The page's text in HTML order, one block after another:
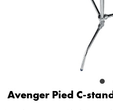
Avenger Pied C-